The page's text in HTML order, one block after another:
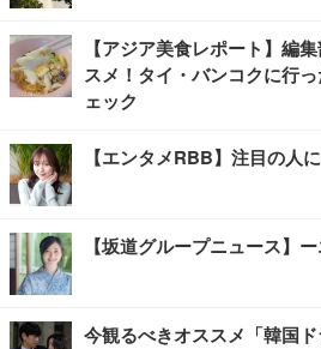
【アジア美食レポート】編
スメ！タイ・バンコクに行
ェック
【エンタメRBB】注目の人
【坂道グループニュース】
今観るべきオススメ「韓国ド